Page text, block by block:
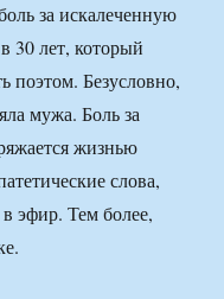
за искалеченную
30 лет, который
поэтом. Безусловно,
мужа. Боль за
жизнью
слова,
эфир. Тем более,